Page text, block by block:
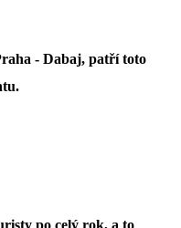
- Dabaj, patří toto
po celý rok, a to